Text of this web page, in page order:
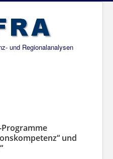
und Regionalanalysen
und